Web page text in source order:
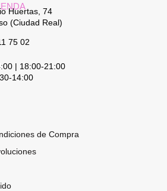
Huertas, 74
(Ciudad Real)
75 02
| 18:00-21:00
14:00
de Compra